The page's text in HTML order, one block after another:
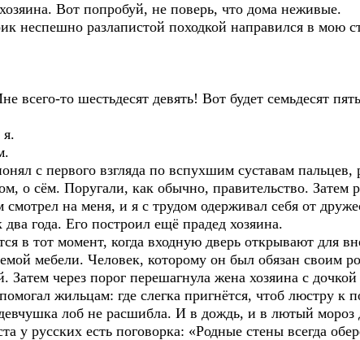
Вот попробуй, не поверь, что дома неживые.
неспешно разлапистой походкой направился в мою
то шестьдесят девять! Вот будет семьдесят
я.
с первого взгляда по вспухшим суставам пальцев,
о сём. Поругали, как обычно, правительство. Затем
на меня, и я с трудом одерживал себя от
года. Его построил ещё прадед хозяина.
в тот момент, когда входную дверь открывают для
мебели. Человек, которому он был обязан своим
через порог перешагнула жена хозяина с
жильцам: где слегка пригнётся, чтоб люстру к
девчушка лоб не расшибла. И в дождь, и в лютый мороз
у русских есть поговорка: «Родные стены всегда